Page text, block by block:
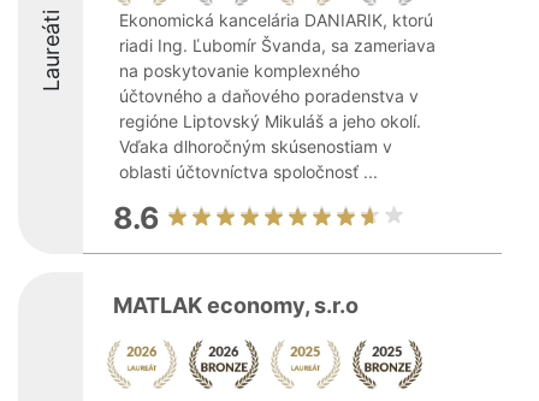
Laureáti
Ekonomická kancelária DANIARIK, ktorú
riadi Ing. Ľubomír Švanda, sa zameriava
na poskytovanie komplexného
účtovného a daňového poradenstva v
regióne Liptovský Mikuláš a jeho okolí.
Vďaka dlhoročným skúsenostiam v
oblasti účtovníctva spoločnosť ...
8.6
MATLAK economy, s.r.o